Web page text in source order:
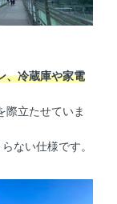
、冷蔵庫や家電
際立たせていま
ない仕様です。